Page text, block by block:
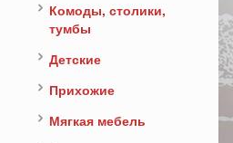
Комоды, столики,
тумбы
Детские
Прихожие
Мягкая мебель